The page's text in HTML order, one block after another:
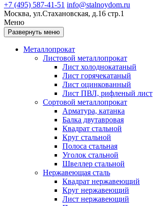
+7 (495) 587-41-51 info@stalnoydom.ru
Москва, ул.Стахановская, д.16 стр.1
Меню
Развернуть меню
Металлопрокат
Листовой металлопрокат
Лист холоднокатаный
Лист горячекатаный
Лист оцинкованный
Лист ПВЛ, рифленый лист
Сортовой металлопрокат
Арматура, катанка
Балка двутавровая
Квадрат стальной
Круг стальной
Полоса стальная
Уголок стальной
Швеллер стальной
Нержавеющая сталь
Квадрат нержавеющий
Круг нержавеющий
Лист нержавеющий